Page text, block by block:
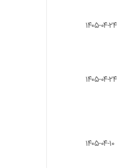
۱۴۰۵-۰۴-۲۴
۱۴۰۵-۰۴-۲۴
۱۴۰۵-۰۴-۱۰